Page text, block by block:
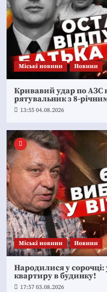
Mіські новини Новини
Кривавий удар по АЗС
рятувальник з 8-
13:55 04.08.2026
Mіські новини Новини
Народилися у сорочці:
квартиру в будинку!
17:57 03.08.2026